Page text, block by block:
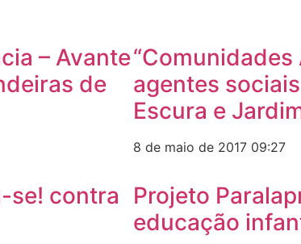
– Avante
de
agentes
Escura e
8 de maio de 2017 09:27
se! contra
Projeto
educação